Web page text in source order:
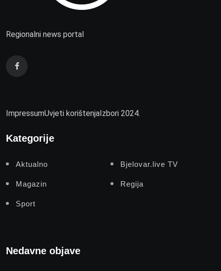
Regionalni news portal
ImpressumUvjeti korištenjaIzbori 2024.
Kategorije
Aktualno Bjelovar.live TV
Magazin Regija
Sport
Nedavne objave